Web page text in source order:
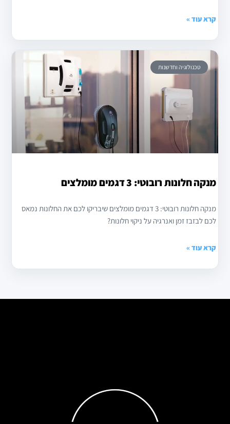
קרא עוד »
טכנולוגיה וחדשנות
מנקה חלונות רובוטי: 3 דגמים מומלצים
מנקה חלונות רובוטי: 3 דגמים מומלצים שיבריקו לכם את החלונות נמאס
לכם לבזבז זמן ואנרגיה על ניקוי חלונות?
קרא עוד »